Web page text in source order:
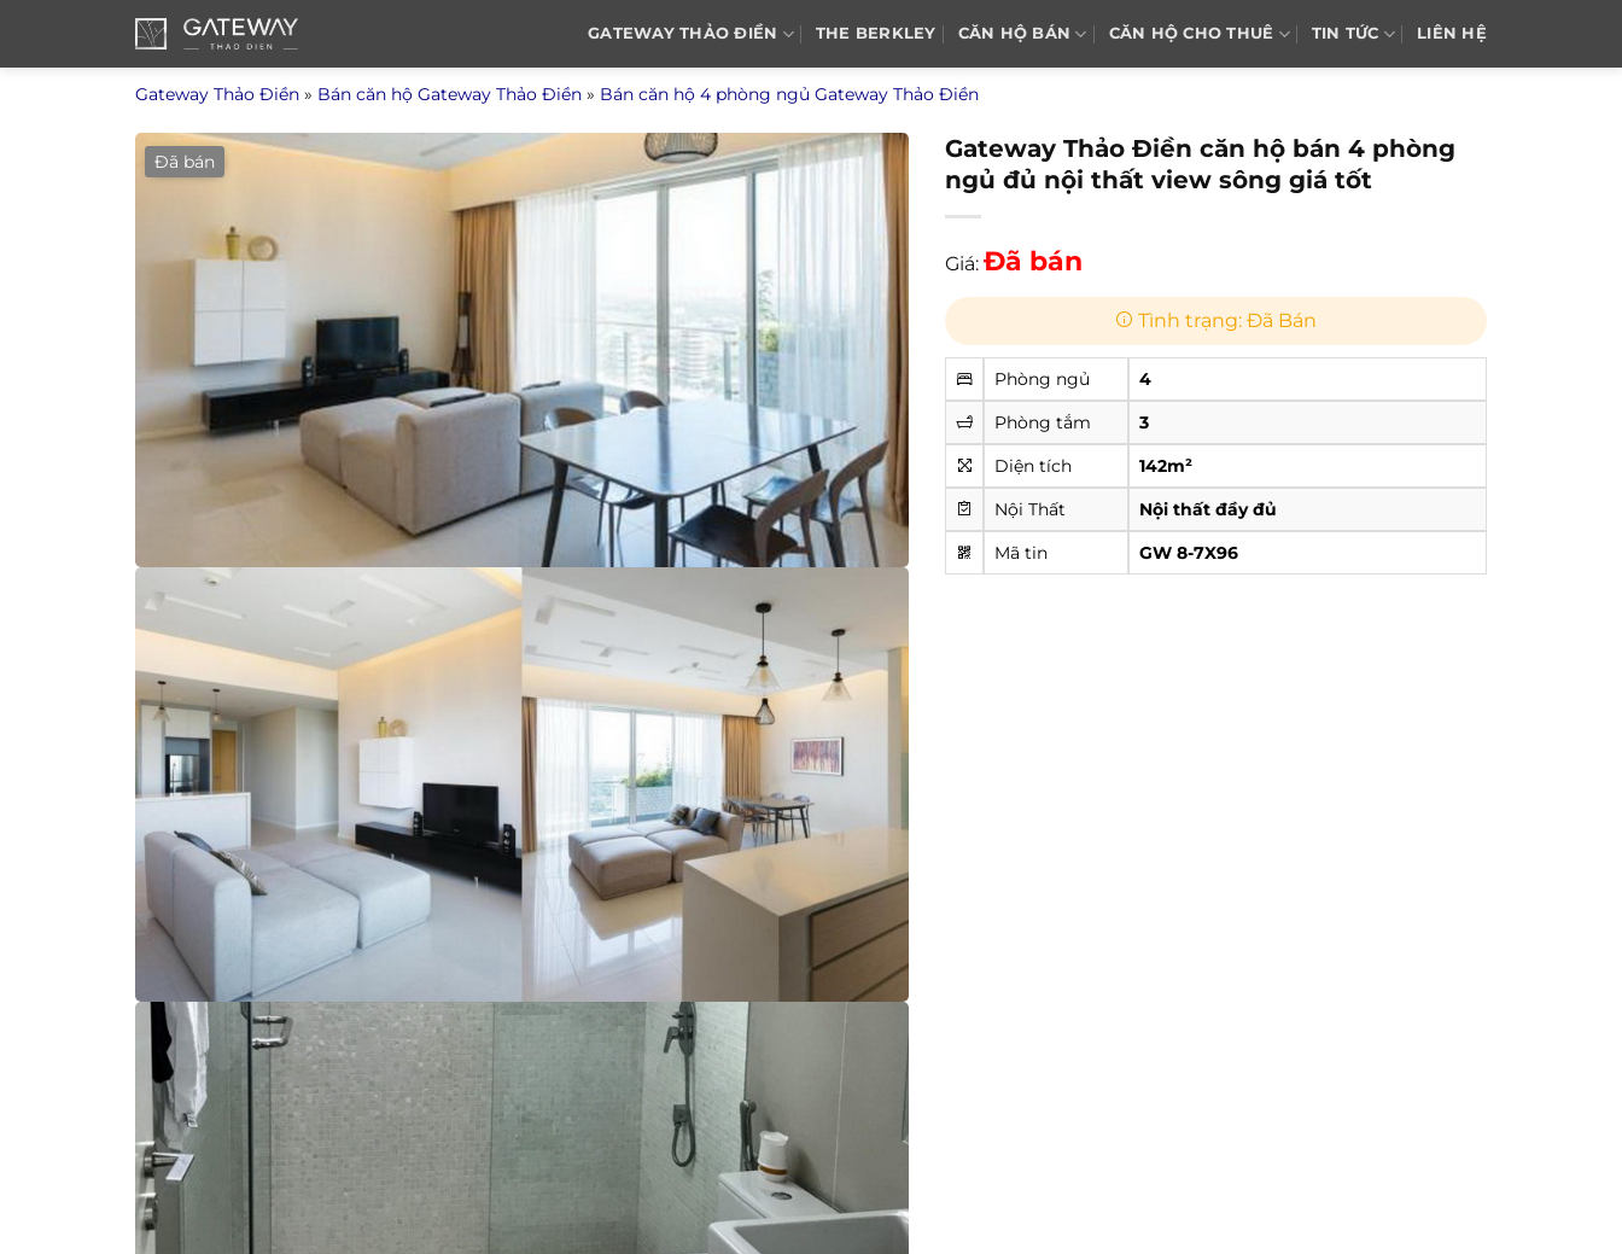
GATEWAY THẢO ĐIỀN THE BERKLEY CĂN HỘ BÁN CĂN HỘ CHO THUÊ TIN TỨC LIÊN HỆ
Gateway Thảo Điền » Bán căn hộ Gateway Thảo Điền » Bán căn hộ 4 phòng ngủ Gateway Thảo Điền
Đã bán
Gateway Thảo Điền căn hộ bán 4 phòng
ngủ đủ nội thất view sông giá tốt
Giá: Đã bán
Tình trạng: Đã Bán
Phòng ngủ
4
Phòng tắm
3
Diện tích
142m²
Nội Thất
Nội thất đầy đủ
Mã tin
GW 8-7X96